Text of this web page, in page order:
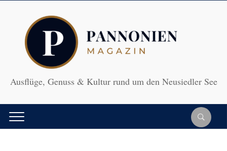
Ausflüge, Genuss & Kultur rund um den Neusiedler See